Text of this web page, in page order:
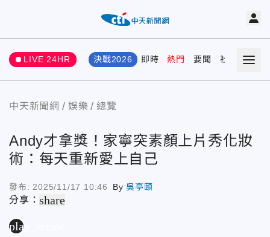
LIVE 24HR 決戰2026 即時 熱門 要聞 社會 娛樂
中天新聞網 娛樂 總覽
Andy才拿獎！家寧突素顏上片秀化妝
術：每天重新愛上自己
發布: 2025/11/17 10:46 By吳亭頤
分享：share
play_arrow